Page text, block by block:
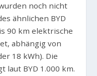
noch nicht
ähnlichen BYD
90 km elektrische
abhängig von
18 kWh). Die
laut BYD 1.000 km.